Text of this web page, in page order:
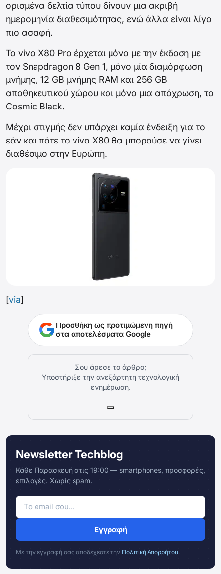
ορισμένα δελτία τύπου δίνουν μια ακριβή
ημερομηνία διαθεσιμότητας, ενώ άλλα είναι λίγο
πιο ασαφή.
Το vivo X80 Pro έρχεται μόνο με την έκδοση με
τον Snapdragon 8 Gen 1, μόνο μία διαμόρφωση
μνήμης, 12 GB μνήμης RAM και 256 GB
αποθηκευτικού χώρου και μόνο μια απόχρωση, το
Cosmic Black.
Μέχρι στιγμής δεν υπάρχει καμία ένδειξη για το
εάν και πότε το vivo X80 θα μπορούσε να γίνει
διαθέσιμο στην Ευρώπη.
[via]
Προσθήκη ως προτιμώμενη πηγή
στα αποτελέσματα Google
Σου άρεσε το άρθρο;
Υποστήριξε την ανεξάρτητη τεχνολογική
ενημέρωση.
Newsletter Techblog
Κάθε Παρασκευή στις 19:00 — smartphones, προσφορές,
επιλογές. Χωρίς spam.
Εγγραφή
Με την εγγραφή σας αποδέχεστε την Πολιτική Απορρήτου.